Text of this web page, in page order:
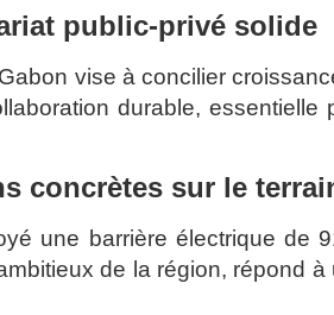
public-privé solide
vise à concilier
durable,
concrètes sur le
une barrière électrique de
de la région, répond